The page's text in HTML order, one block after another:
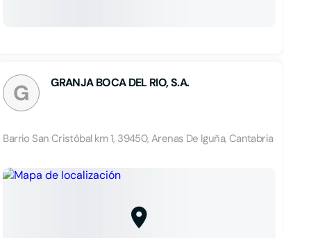
G GRANJA BOCA DEL RIO, S.A.
Barrio San Cristóbal km 1, 39450, Arenas De Iguña, Cantabria